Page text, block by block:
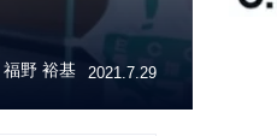
福野 裕基 2021.7.29